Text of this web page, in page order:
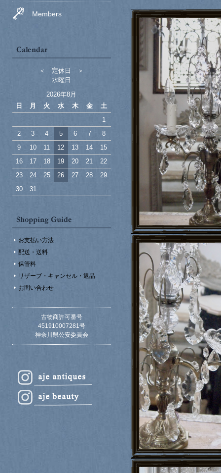
Members
＜ 定休日 ＞
水曜日
2026年8月
日
月 火 水 木 金
土
1
2
3 4 5 6 7
8
9
10 11 12 13 14
15
16
17 18 19 20 21
22
23
24 25 26 27 28
29
30
31
お支払い方法
配送・送料
保管料
リザーブ・キャンセル・返品
お問い合わせ
古物商許可番号
451910007281号
神奈川県公安委員会